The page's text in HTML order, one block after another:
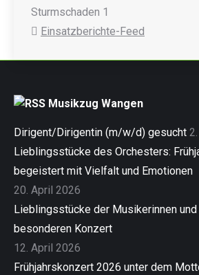
Sturmschaden 1
Einsatzberichte-Feed
Musikzug Wangen
Dirigent/Dirigentin (m/w/d) gesucht
Lieblingsstücke des Orchesters:
begeistert mit Vielfalt und Emotionen
20. April 2026
Lieblingsstücke der Musikerinnen
besonderen Konzert
12. April 2026
Frühjahrskonzert 2026 unter dem